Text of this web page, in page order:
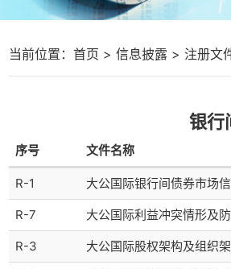
当前位置： 首页 > 信息披露 > 注册文
银行
序号 文件名称
R-1 大公国际银行间债券市场
R-7 大公国际利益冲突情形及
R-3 大公国际股权架构及组织